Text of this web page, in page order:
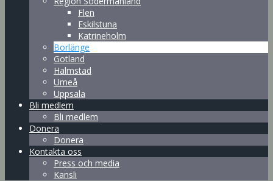
Flen
Eskilstuna
Katrineholm
Borlänge
Gotland
Halmstad
Umeå
Uppsala
Bli medlem
Bli medlem
Donera
Donera
Kontakta oss
Press och media
Kansli